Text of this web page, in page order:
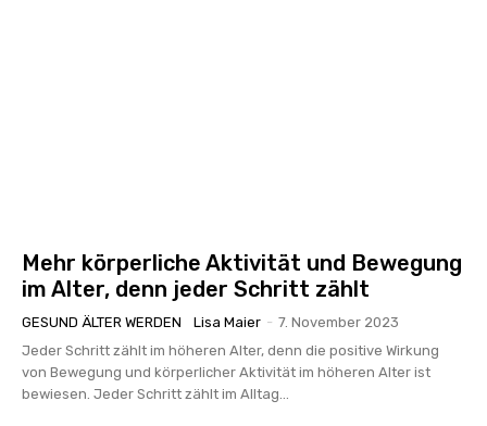
Mehr körperliche Aktivität und Bewegung
im Alter, denn jeder Schritt zählt
GESUND ÄLTER WERDEN Lisa Maier - 7. November 2023
Jeder Schritt zählt im höheren Alter, denn die positive Wirkung
von Bewegung und körperlicher Aktivität im höheren Alter ist
bewiesen. Jeder Schritt zählt im Alltag...